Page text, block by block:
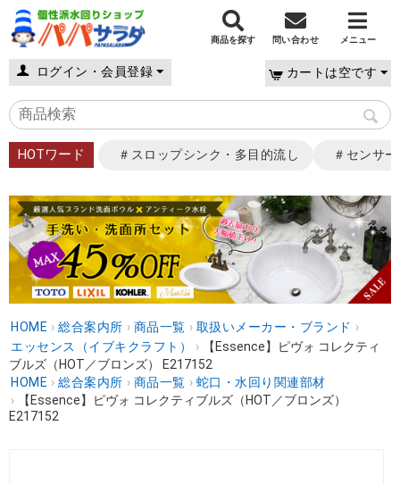
商品を探す 問い合わせ メニュー
ログイン・会員登録 カートは空です
HOTワード ＃スロップシンク・多目的流し ＃センサ
HOME › 総合案内所 › 商品一覧 › 取扱いメーカー・ブランド ›
エッセンス（イブキクラフト）
›
【Essence】ピヴォ コレクティ
ブルズ（HOT／ブロンズ） E217152
HOME › 総合案内所 › 商品一覧 › 蛇口・水回り関連部材
›
【Essence】ピヴォ コレクティブルズ（HOT／ブロンズ）
E217152